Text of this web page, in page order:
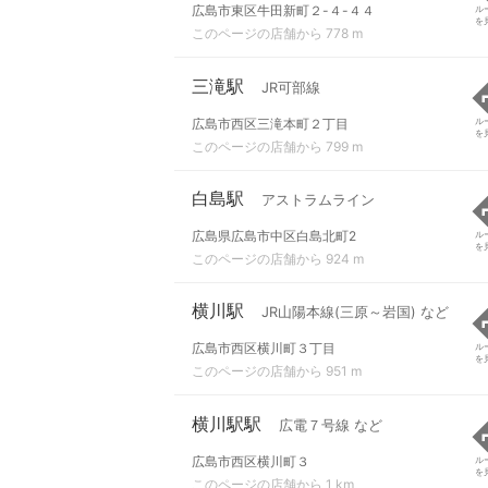
広島市東区牛田新町２-４-４４
このページの店舗から 778 m
ル
を
三滝駅 JR可部線
広島市西区三滝本町２丁目
このページの店舗から 799 m
ル
を
白島駅 アストラムライン
広島県広島市中区白島北町2
このページの店舗から 924 m
ル
を
横川駅 JR山陽本線(三原～岩国) など
広島市西区横川町３丁目
このページの店舗から 951 m
ル
を
横川駅駅 広電７号線 など
広島市西区横川町３
このページの店舗から 1 km
ル
を